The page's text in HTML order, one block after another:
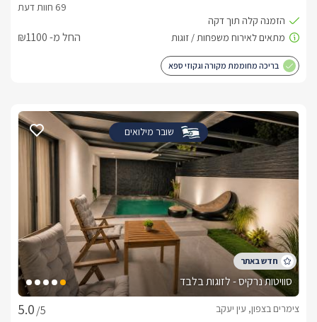
החל מ- ₪1100
בריכה מחוממת מקורה וגקוזי ספא
שובר מילואים
סוויטות נרקיס - לזוגות בלבד
/5
צימרים בצפון, עין יעקב